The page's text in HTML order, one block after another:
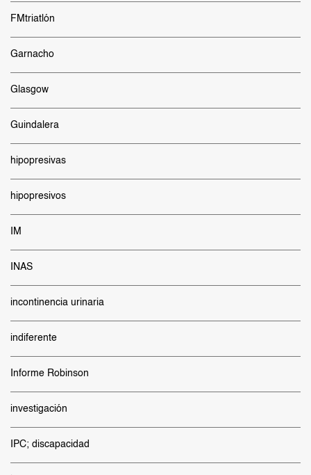
FMtriatlón
Garnacho
Glasgow
Guindalera
hipopresivas
hipopresivos
IM
INAS
incontinencia urinaria
indiferente
Informe Robinson
investigación
IPC; discapacidad